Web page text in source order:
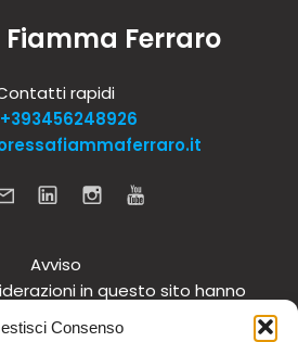
Consenso
Fiamma Ferraro
rapidi
Avviso
in questo sito hanno
generale e non intendono in